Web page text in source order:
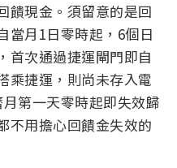
饋現金。須留意的是回
當月1日零時起，6個日
首次通過捷運閘門即自
乘捷運，則尚未存入電
第一天零時起即失效歸
不用擔心回饋金失效的